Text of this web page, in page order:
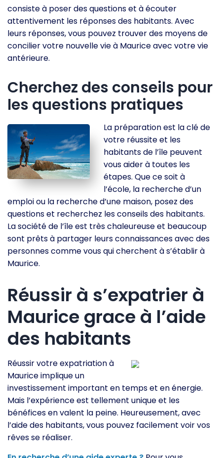
consiste à poser des questions et à écouter
attentivement les réponses des habitants. Avec
leurs réponses, vous pouvez trouver des moyens de
concilier votre nouvelle vie à Maurice avec votre vie
antérieure.
Cherchez des conseils pour
les questions pratiques
La préparation est la clé de
votre réussite et les
habitants de l’île peuvent
vous aider à toutes les
étapes. Que ce soit à
l’école, la recherche d’un
emploi ou la recherche d’une maison, posez des
questions et recherchez les conseils des habitants.
La société de l’île est très chaleureuse et beaucoup
sont prêts à partager leurs connaissances avec des
personnes comme vous qui cherchent à s’établir à
Maurice.
Réussir à s’expatrier à
Maurice grace à l’aide
des habitants
Réussir votre expatriation à
Maurice implique un
investissement important en temps et en énergie.
Mais l’expérience est tellement unique et les
bénéfices en valent la peine. Heureusement, avec
l’aide des habitants, vous pouvez facilement voir vos
rêves se réaliser.